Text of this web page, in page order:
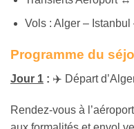
Vols : Alger –
Programme du
Jour 1 : ✈️ Départ
Rendez-vous à